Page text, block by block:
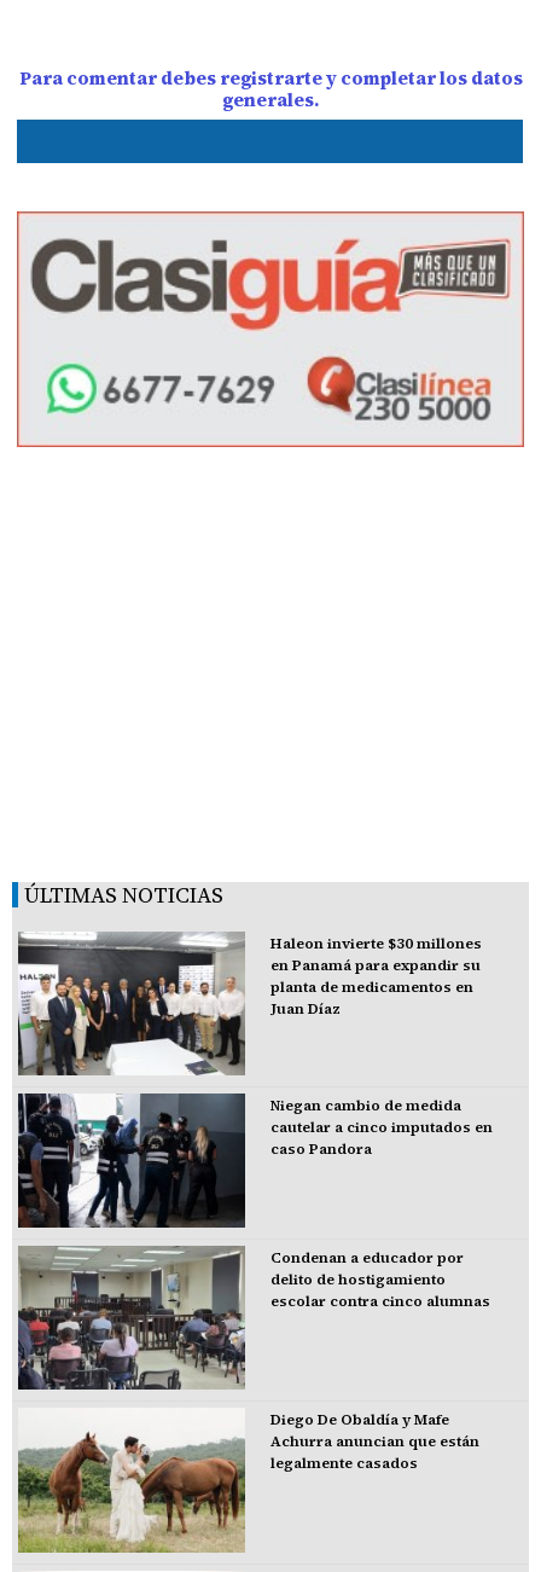
Para comentar debes registrarte y completar los datos
generales.
ÚLTIMAS NOTICIAS
Haleon invierte $30 millones
en Panamá para expandir su
planta de medicamentos en
Juan Díaz
Niegan cambio de medida
cautelar a cinco imputados en
caso Pandora
Condenan a educador por
delito de hostigamiento
escolar contra cinco alumnas
Diego De Obaldía y Mafe
Achurra anuncian que están
legalmente casados